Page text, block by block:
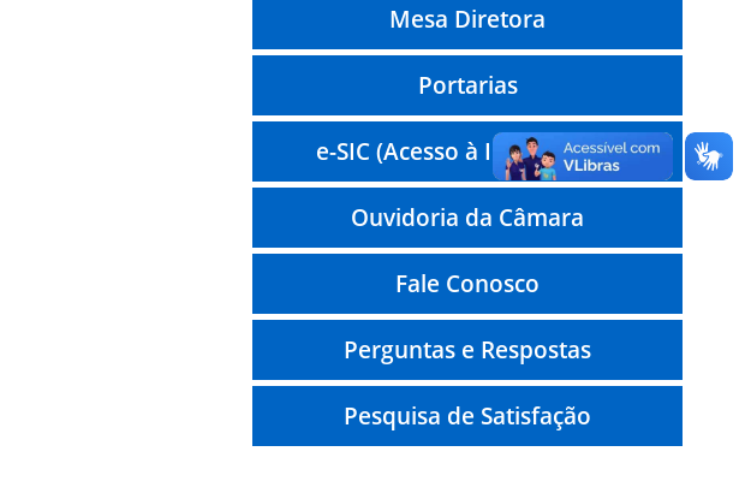
Mesa Diretora
Portarias
e-SIC (Acesso à Informação)
Ouvidoria da Câmara
Fale Conosco
Perguntas e Respostas
Pesquisa de Satisfação